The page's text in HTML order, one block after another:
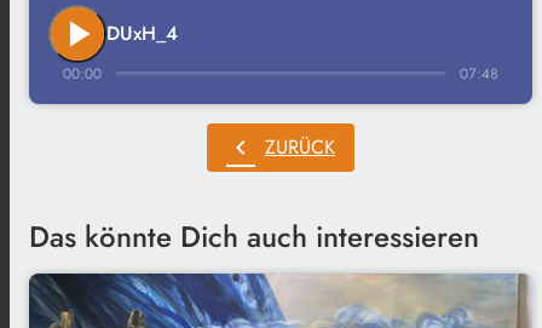
play_arrow DUxH_4
00:00 07:48
chevron_left ZURÜCK
Das könnte Dich auch interessieren